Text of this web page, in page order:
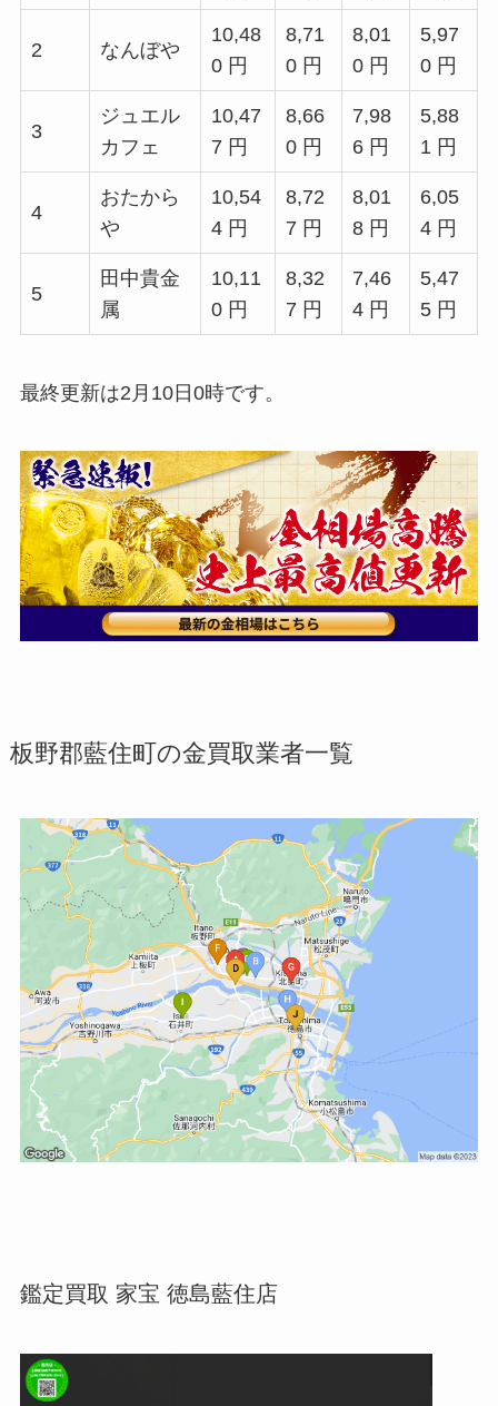
2 なんぼや
10,48
0 円
8,71
0 円
8,01
0 円
5,97
0 円
3
ジュエル
カフェ
10,47
7 円
8,66
0 円
7,98
6 円
5,88
1 円
4
おたから
や
10,54
4 円
8,72
7 円
8,01
8 円
6,05
4 円
5
田中貴金
属
10,11
0 円
8,32
7 円
7,46
4 円
5,47
5 円
最終更新は2月10日0時です。
板野郡藍住町の金買取業者一覧
鑑定買取 家宝 徳島藍住店